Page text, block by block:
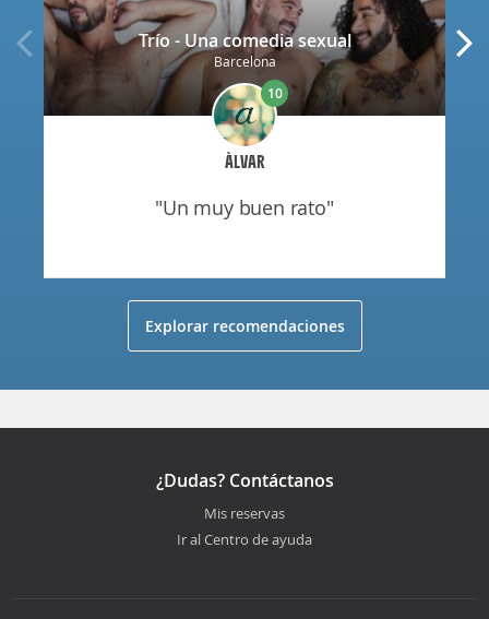
Trío - Una comedia sexual
Barcelona
ÀLVAR
10
"un muy buen rato"
Explorar recomendaciones
¿Dudas? Contáctanos
Mis reservas
Ir al Centro de ayuda